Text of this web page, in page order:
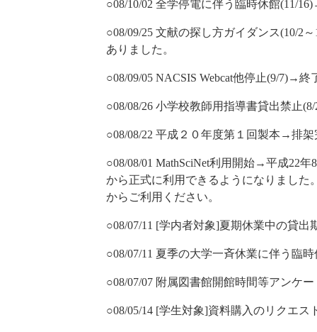
○08/10/02 全学停電に伴う臨時休館(11/
○08/09/25 文献の探し方ガイダンス(10/2
ありました。
○08/09/05 NACSIS Webcat他停止(9/7)→終
○08/08/26 小学校教師用指導書貸出禁止
○08/08/22 平成２０年度第１回製本→排
○08/08/01 MathSciNet利用開始→平成22
から正式に利用できるようになりました
からご利用ください。
○08/07/11 [学内者対象]夏期休業中の貸
○08/07/11 夏季の大学一斉休業に伴う臨
○08/07/07 附属図書館開館時間等アンケ
○08/05/14 [学生対象]資料購入のリクエ